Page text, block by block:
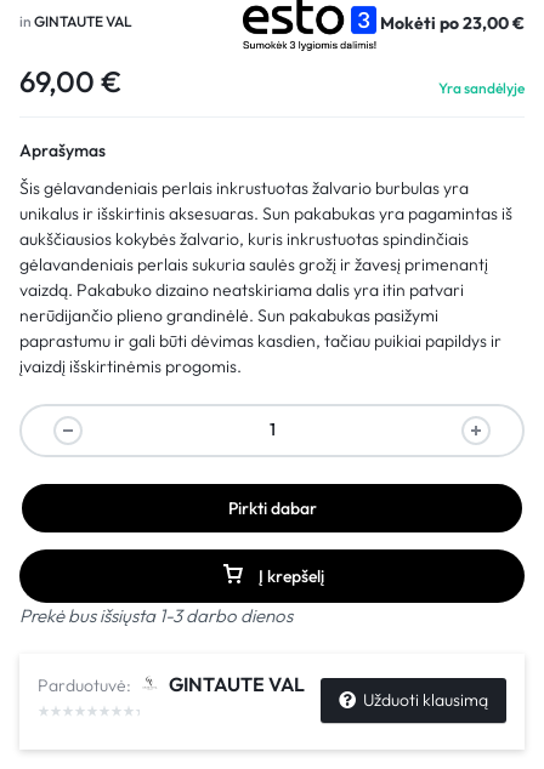
in GINTAUTE VAL Mokėti po23,00€
69,00 € Yra sandėlyje
Aprašymas
Šis gėlavandeniais perlais inkrustuotas žalvario burbulas yra
unikalus ir išskirtinis aksesuaras. Sun pakabukas yra pagamintas iš
aukščiausios kokybės žalvario, kuris inkrustuotas spindinčiais
gėlavandeniais perlais sukuria saulės grožį ir žavesį primenantį
vaizdą. Pakabuko dizaino neatskiriama dalis yra itin patvari
nerūdijančio plieno grandinėlė. Sun pakabukas pasižymi
paprastumu ir gali būti dėvimas kasdien, tačiau puikiai papildys ir
įvaizdį išskirtinėmis progomis.
Į krepšelį
Pirkti dabar
Prekė bus išsiųsta 1-3 darbo dienos
Parduotuvė: GINTAUTE VAL
Užduoti klausimą